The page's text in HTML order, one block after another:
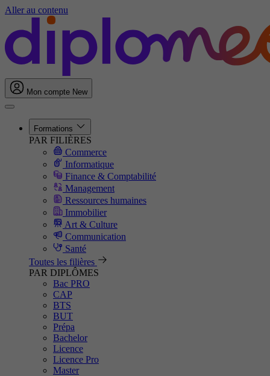
Aller au contenu
Mon compte New
Formations
PAR FILIÈRES
Commerce
Informatique
Finance & Comptabilité
Management
Ressources humaines
Immobilier
Art & Culture
Communication
Santé
Toutes les filières
PAR DIPLÔMES
Bac PRO
CAP
BTS
BUT
Prépa
Bachelor
Licence
Licence Pro
Master